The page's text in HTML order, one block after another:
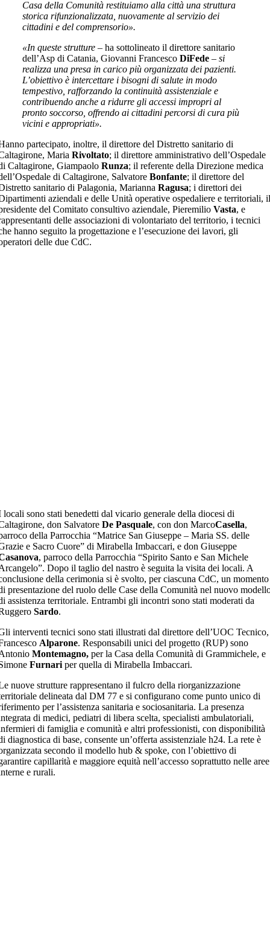
Casa della Comunità restituiamo alla città una struttura
storica rifunzionalizzata, nuovamente al servizio dei
cittadini e del comprensorio».
«In queste strutture– ha sottolineato il direttore sanitario
dell’Asp di Catania, Giovanni FrancescoDiFede – si
realizza una presa in carico più organizzata dei pazienti.
L’obiettivo è intercettare i bisogni di salute in modo
tempestivo, rafforzando la continuità assistenziale e
contribuendo anche a ridurre gli accessi impropri al
pronto soccorso, offrendo ai cittadini percorsi di cura più
vicini e appropriati».
partecipato, inoltre, il direttore del Distretto sanitario di
MariaRivoltato; il direttore amministrativo dell’Ospedale
Caltagirone, GiampaoloRunza; il referente della Direzione medica
di Caltagirone, SalvatoreBonfante; il direttore del
sanitario di Palagonia, MariannaRagusa; i direttori dei
aziendali e delle Unità operative ospedaliere e territoriali,
del Comitato consultivo aziendale, PieremilioVasta, e
delle associazioni di volontariato del territorio, i tecnici
hanno seguito la progettazione e l’esecuzione dei lavori, gli
delle due CdC.
locali sono stati benedetti dal vicario generale della diocesi di
don SalvatoreDe Pasquale, con don MarcoCasella,
della Parrocchia “Matrice San Giuseppe – Maria SS. delle
e Sacro Cuore” di Mirabella Imbaccari, e don Giuseppe
, parroco della Parrocchia “Spirito Santo e San Michele
Dopo il taglio del nastro è seguita la visita dei locali. A
della cerimonia si è svolto, per ciascuna CdC, un momento
presentazione del ruolo delle Case della Comunità nel nuovo
assistenza territoriale. Entrambi gli incontri sono stati moderati da
Sardo.
interventi tecnici sono stati illustrati dal direttore dell’UOC Tecnico,
Alparone. Responsabili unici del progetto (RUP) sono
Montemagno, per la Casa della Comunità di Grammichele, e
Furnari per quella di Mirabella Imbaccari.
nuove strutture rappresentano il fulcro della riorganizzazione
delineata dal DM 77 e si configurano come punto unico di
per l’assistenza sanitaria e sociosanitaria. La presenza
di medici, pediatri di libera scelta, specialisti ambulatoriali,
di famiglia e comunità e altri professionisti, con disponibilità
diagnostica di base, consente un’offerta assistenziale h24. La rete è
secondo il modello hub & spoke, con l’obiettivo di
capillarità e maggiore equità nell’accesso soprattutto nelle aree
e rurali.